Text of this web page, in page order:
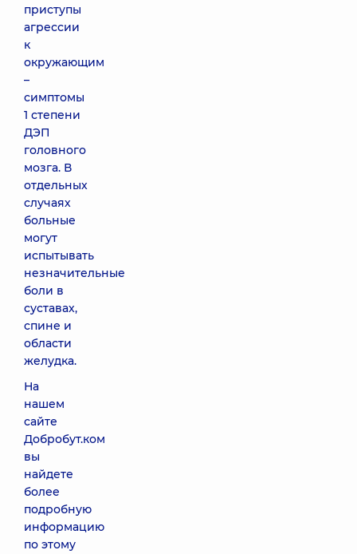
приступы
агрессии
к
окружающим
–
симптомы
1 степени
ДЭП
головного
мозга. В
отдельных
случаях
больные
могут
испытывать
незначительные
боли в
суставах,
спине и
области
желудка.
На
нашем
сайте
Добробут.ком
вы
найдете
более
подробную
информацию
по этому